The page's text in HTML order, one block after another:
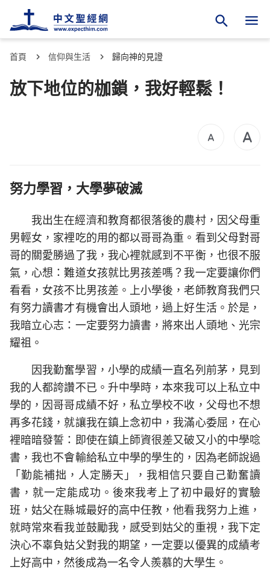
首頁 信仰與生活 歸向神的見證
放下地位的枷鎖，我好輕鬆！
努力學習，大學夢破滅
我出生在經濟和教育都很落後的農村，因父母重
男輕女，家裡吃的用的都以哥哥為重。看到父母對哥
哥的關愛勝過了我，我心裡就感到不平衡，也很不服
氣，心想：難道女孩就比男孩差嗎？我一定要讓你們
看看，女孩不比男孩差。上小學後，老師教育我們只
有努力讀書才有機會出人頭地，過上好生活。於是，
我暗立心志：一定要努力讀書，將來出人頭地、光宗
耀祖。
因我勤奮學習，小學的成績一直名列前茅，見到
我的人都誇讚不已。升中學時，本來我可以上私立中
學的，因哥哥成績不好，私立學校不收，父母也不想
再多花錢，就讓我在鎮上念初中，我滿心委屈，在心
裡暗暗發誓：即使在鎮上師資很差又破又小的中學唸
書，我也不會輸給私立中學的學生的，因為老師說過
「勤能補拙，人定勝天」，我相信只要自己勤奮讀
書，就一定能成功。後來我考上了初中最好的實驗
班，姑父在縣城最好的高中任教，他看我努力上進，
就時常來看我並鼓勵我，感受到姑父的重視，我下定
決心不辜負姑父對我的期望，一定要以優異的成績考
上好高中，然後成為一名令人羨慕的大學生。